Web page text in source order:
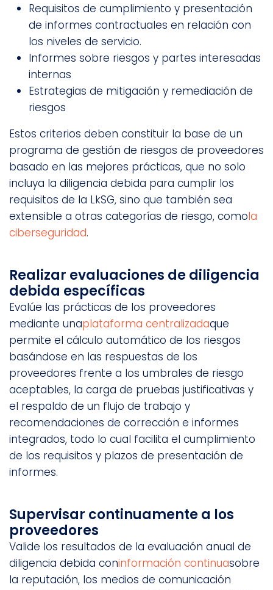
Requisitos de cumplimiento y presentación
de informes contractuales en relación con
los niveles de servicio.
Informes sobre riesgos y partes interesadas
internas
Estrategias de mitigación y remediación de
riesgos
Estos criterios deben constituir la base de un
programa de gestión de riesgos de proveedores
basado en las mejores prácticas, que no solo
incluya la diligencia debida para cumplir los
requisitos de la LkSG, sino que también sea
extensible a otras categorías de riesgo, comola
ciberseguridad.
Realizar evaluaciones de diligencia
debida específicas
Evalúe las prácticas de los proveedores
mediante unaplataforma centralizadaque
permite el cálculo automático de los riesgos
basándose en las respuestas de los
proveedores frente a los umbrales de riesgo
aceptables, la carga de pruebas justificativas y
el respaldo de un flujo de trabajo y
recomendaciones de corrección e informes
integrados, todo lo cual facilita el cumplimiento
de los requisitos y plazos de presentación de
informes.
Supervisar continuamente a los
proveedores
Valide los resultados de la evaluación anual de
diligencia debida coninformación continuasobre
la reputación, los medios de comunicación